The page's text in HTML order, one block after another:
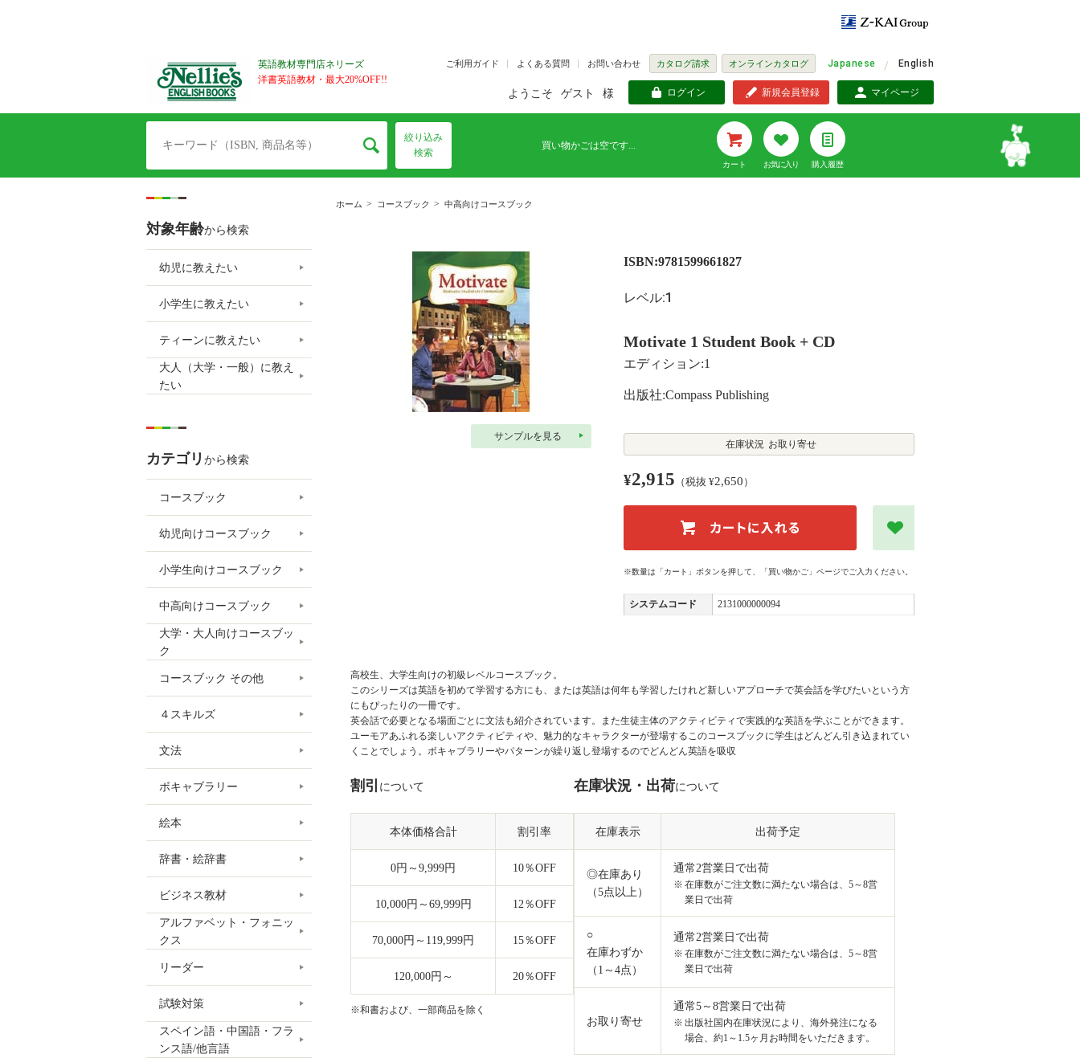
英語教材専門店ネリーズ
洋書英語教材・最大20%OFF!!
ご利用ガイド よくある質問 お問い合わせ カタログ請求 オンラインカタログ Japanese English
ようこそ ゲスト 様 ログイン 新規会員登録 マイページ
絞り込み
検索
買い物かごは空です...
カート お気に入り 購入履歴
ホーム > コースブック > 中高向けコースブック
サンプルを見る
ISBN:9781599661827
レベル:1
Motivate 1 Student Book + CD
エディション:1
出版社:Compass Publishing
在庫状況 お取り寄せ
¥2,915 （税抜 ¥2,650 ）
※数量は「カート」ボタンを押して、「買い物かご」ページでご入力ください。
システムコード 2131000000094
高校生、大学生向けの初級レベルコースブック。
このシリーズは英語を初めて学習する方にも、または英語は何年も学習したけれど新しいアプローチで英会話を学びたいという方
にもぴったりの一冊です。
英会話で必要となる場面ごとに文法も紹介されています。また生徒主体のアクティビティで実践的な英語を学ぶことができます。
ユーモアあふれる楽しいアクティビティや、魅力的なキャラクターが登場するこのコースブックに学生はどんどん引き込まれてい
くことでしょう。ボキャブラリーやパターンが繰り返し登場するのでどんどん英語を吸収
割引 について
本体価格合計 割引率
0円～9,999円 10％OFF
10,000円～69,999円 12％OFF
70,000円～119,999円 15％OFF
120,000円～ 20％OFF
※和書および、一部商品を除く
在庫状況・出荷について
在庫表示 出荷予定
◎在庫あり
（5点以上）
通常2営業日で出荷
在庫数がご注文数に満たない場合は、5～8営
業日で出荷
○
在庫わずか
（1～4点）
通常2営業日で出荷
在庫数がご注文数に満たない場合は、5～8営
業日で出荷
お取り寄せ
通常5～8営業日で出荷
出版社国内在庫状況により、海外発注になる
場合、約1～1.5ヶ月お時間をいただきます。
対象年齢から検索
幼児に教えたい
小学生に教えたい
ティーンに教えたい
大人（大学・一般）に教え
たい
カテゴリ から検索
コースブック
幼児向けコースブック
小学生向けコースブック
中高向けコースブック
大学・大人向けコースブッ
ク
コースブック その他
４スキルズ
文法
ボキャブラリー
絵本
辞書・絵辞書
ビジネス教材
アルファベット・フォニッ
クス
リーダー
試験対策
スペイン語・中国語・フラ
ンス語/他言語